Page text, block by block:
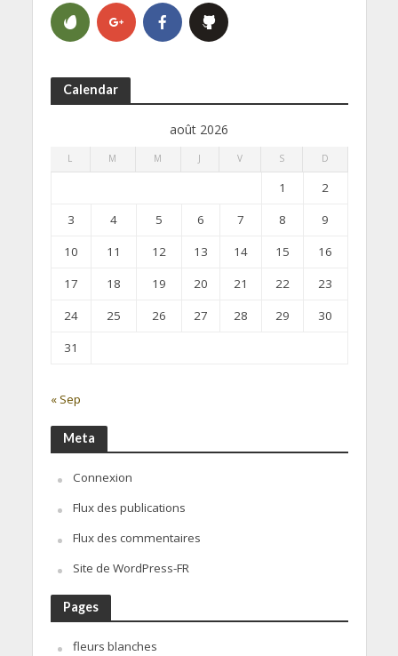
Calendar
août 2026
L M M J V S D
1
2
3
4 5 6 7 8
9
10
11 12 13 14 15
16
17
18 19 20 21 22
23
24
25 26 27 28 29
30
31
« Sep
Meta
Connexion
Flux des publications
Flux des commentaires
Site de WordPress-FR
Pages
fleurs blanches